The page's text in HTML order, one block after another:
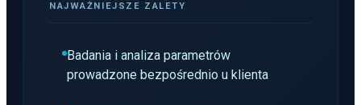
NAJWAŻNIEJSZE ZALETY
Badania i analiza parametrów
prowadzone bezpośrednio u klienta